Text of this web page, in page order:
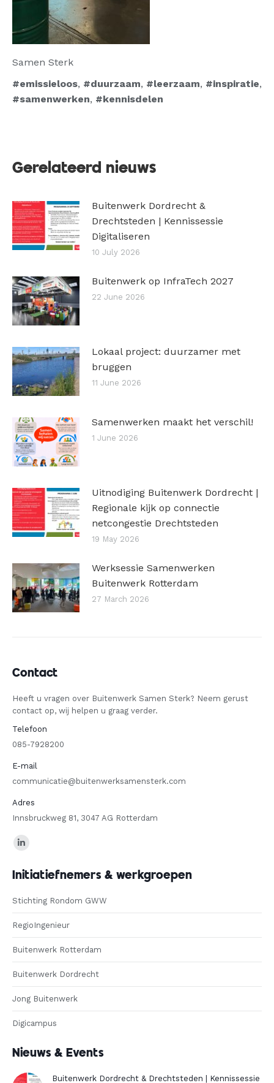
Samen Sterk
#emissieloos, #duurzaam, #leerzaam, #inspiratie,
#samenwerken, #kennisdelen
Gerelateerd nieuws
Buitenwerk Dordrecht &
Drechtsteden | Kennissessie
Digitaliseren
10 July 2026
Buitenwerk op InfraTech 2027
22 June 2026
Lokaal project: duurzamer met
bruggen
11 June 2026
Samenwerken maakt het verschil!
1 June 2026
Uitnodiging Buitenwerk Dordrecht |
Regionale kijk op connectie
netcongestie Drechtsteden
19 May 2026
Werksessie Samenwerken
Buitenwerk Rotterdam
27 March 2026
Contact
Heeft u vragen over Buitenwerk Samen Sterk? Neem gerust
contact op, wij helpen u graag verder.
Telefoon
085-7928200
E-mail
communicatie@buitenwerksamensterk.com
Adres
Innsbruckweg 81, 3047 AG Rotterdam
Find us on:
Linkedin
in
new
window
Initiatiefnemers & werkgroepen
Stichting Rondom GWW
RegioIngenieur
Buitenwerk Rotterdam
Buitenwerk Dordrecht
Jong Buitenwerk
Digicampus
Nieuws & Events
Buitenwerk Dordrecht & Drechtsteden | Kennissessie